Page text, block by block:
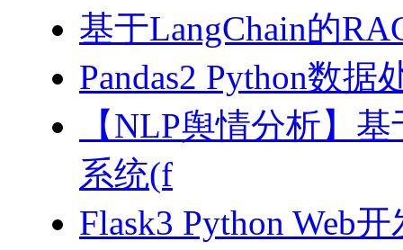
基于LangChain的
Pandas2 Python数
【NLP舆情分析】
系统(f
Flask3 Python Web